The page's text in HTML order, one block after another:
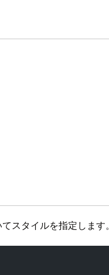
スタイルを指定します。